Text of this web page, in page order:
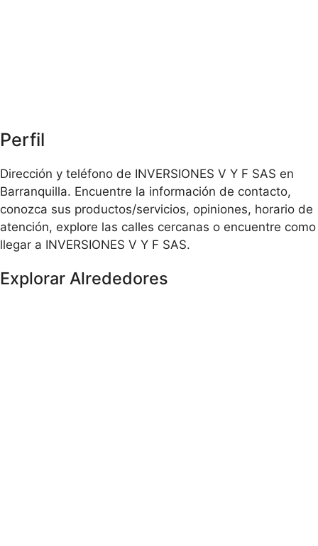
Perfil
Dirección y teléfono de INVERSIONES V Y F SAS en
Barranquilla. Encuentre la información de contacto,
conozca sus productos/servicios, opiniones, horario de
atención, explore las calles cercanas o encuentre como
llegar a INVERSIONES V Y F SAS.
Explorar Alrededores